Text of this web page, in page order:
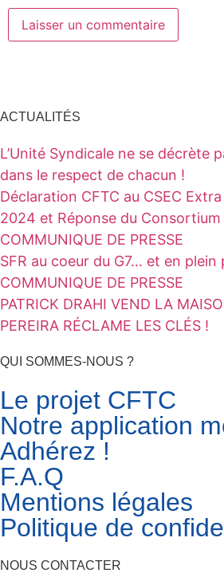
ACTUALITÉS
L’Unité Syndicale ne se décrète
dans le respect de chacun !
Déclaration CFTC au CSEC
2024 et Réponse du Consortium
COMMUNIQUE DE PRESSE
SFR au coeur du G7… et en
COMMUNIQUE DE PRESSE
PATRICK DRAHI VEND LA
PEREIRA RÉCLAME LES CLÉS !
QUI SOMMES-NOUS ?
Le projet CFTC
Notre application
Adhérez !
F.A.Q
Mentions légales
Politique de
NOUS CONTACTER